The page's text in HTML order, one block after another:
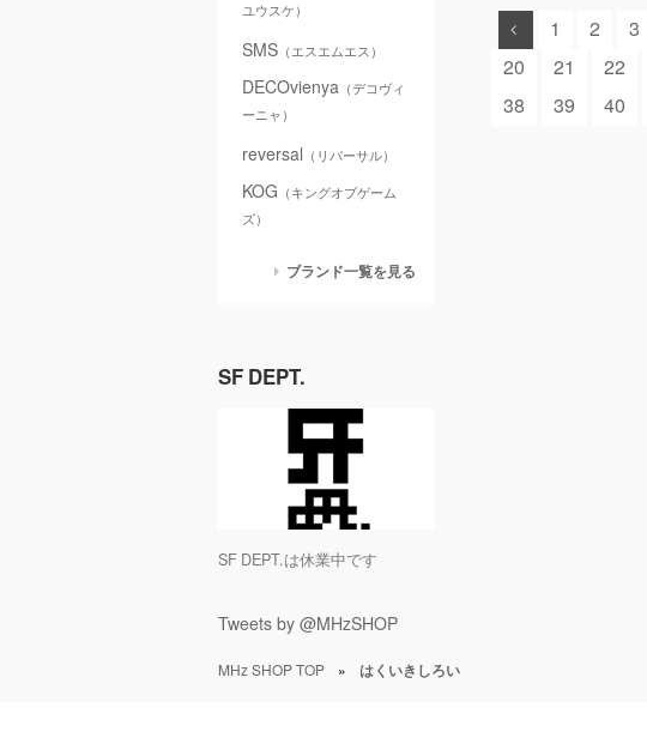
ユウスケ）
SMS （エスエムエス）
DECOvienya （デコヴィ
ーニャ）
reversal （リバーサル）
KOG （キングオブゲーム
ズ）
ブランド一覧を見る
SF DEPT.
SF DEPT.は休業中です
Tweets by @MHzSHOP
1 2 3
20
21 22
38
39 40
MHz SHOP TOP » はくいきしろい